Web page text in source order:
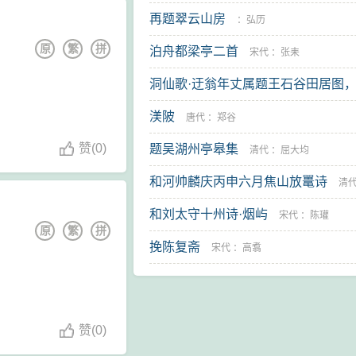
拼
繁
原
赞(0)
拼
繁
原
赞(0)
再题翠云山房 ： 弘历
泊舟都梁亭二首 宋代 ： 张耒
洞仙歌·迂翁年丈属题王石谷田居图
龚蘅圃侍御作
渼陂 唐代 ： 郑谷
题吴湖州亭皋集 清代 ： 屈大均
和河帅麟庆丙申六月焦山放鼍诗 清
燮
和刘太守十州诗·烟屿 宋代 ： 陈瓘
挽陈复斋 宋代 ： 高翥